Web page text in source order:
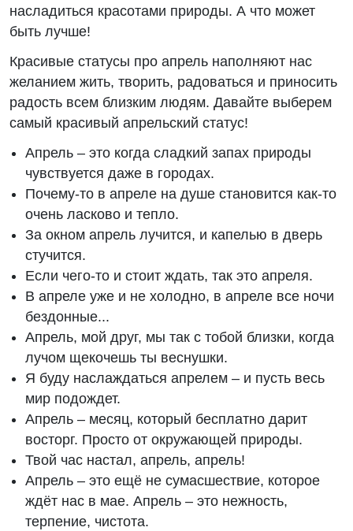
насладиться красотами природы. А что может
быть лучше!
Красивые статусы про апрель наполняют нас
желанием жить, творить, радоваться и приносить
радость всем близким людям. Давайте выберем
самый красивый апрельский статус!
Апрель – это когда сладкий запах природы
чувствуется даже в городах.
Почему-то в апреле на душе становится как-то
очень ласково и тепло.
За окном апрель лучится, и капелью в дверь
стучится.
Если чего-то и стоит ждать, так это апреля.
В апреле уже и не холодно, в апреле все ночи
бездонные...
Апрель, мой друг, мы так с тобой близки, когда
лучом щекочешь ты веснушки.
Я буду наслаждаться апрелем – и пусть весь
мир подождет.
Апрель – месяц, который бесплатно дарит
восторг. Просто от окружающей природы.
Твой час настал, апрель, апрель!
Апрель – это ещё не сумасшествие, которое
ждёт нас в мае. Апрель – это нежность,
терпение, чистота.